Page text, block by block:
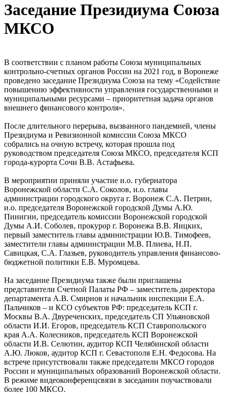
Заседание Президиума Союза
МКСО
В соответствии с планом работы Союза муниципальных
контрольно-счетных органов России на 2021 год, в Воронеже
проведено заседание Президиума Союза на тему «Содействие
повышению эффективности управления государственными и
муниципальными ресурсами – приоритетная задача органов
внешнего финансового контроля».
После длительного перерыва, вызванного пандемией, члены
Президиума и Ревизионной комиссии Союза МКСО
собрались на очную встречу, которая прошла под
руководством председателя Союза МКСО, председателя КСП
города-курорта Сочи В.В. Астафьева.
В мероприятии приняли участие и.о. губернатора
Воронежской области С.А. Соколов, и.о. главы
администрации городского округа г. Воронеж С.А. Петрин,
и.о. председателя Воронежской городской Думы А.Ю.
Пинигин, председатель комиссии Воронежской городской
Думы А.И. Соболев, прокурор г. Воронежа В.В. Яицких,
первый заместитель главы администрации Ю.В. Тимофеев,
заместители главы администрации М.В. Плиева, Н.П.
Савицкая, С.А. Глазьев, руководитель управления финансово-
бюджетной политики Е.В. Муромцева.
На заседание Президиума также были приглашены
представители Счетной Палаты РФ – заместитель директора
департамента А.В. Смирнов и начальник инспекции Е.А.
Пальчиков – и КСО субъектов РФ: председатель КСП г.
Москвы В.А. Двуреченских, председатель СП Ульяновской
области И.И. Егоров, председатель КСП Ставропольского
края А.А. Колесников, председатель КСП Воронежской
области И.В. Селютин, аудитор КСП Челябинской области
А.Ю. Люков, аудитор КСП г. Севастополя Е.Н. Федосова. На
встрече присутствовали также председатели МКСО городов
России и муниципальных образований Воронежской области.
В режиме видеоконференцсвязи в заседании поучаствовали
более 100 МКСО.